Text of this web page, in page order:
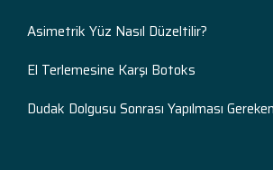
Asimetrik Yüz Nasıl Düzeltilir?
El Terlemesine Karşı Botoks
Dudak Dolgusu Sonrası Yapılması